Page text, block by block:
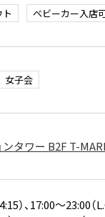
ベビーカー入店
女子会
タワー B2F T-
）、17:00～23:00（